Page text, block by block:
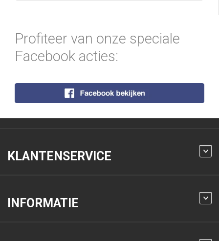
Profiteer van onze speciale
Facebook acties:
KLANTENSERVICE
INFORMATIE